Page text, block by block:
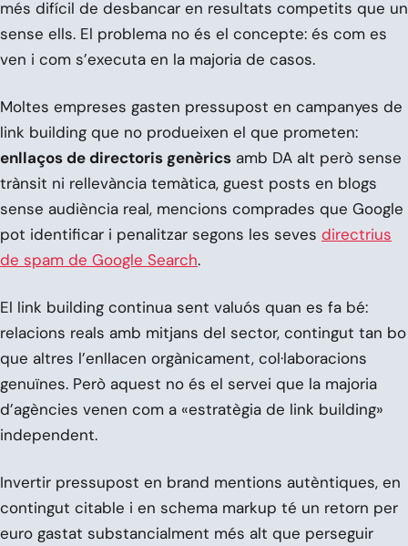
més difícil de desbancar en resultats competits que un
sense ells. El problema no és el concepte: és com es
ven i com s’executa en la majoria de casos.
Moltes empreses gasten pressupost en campanyes de
link building que no produeixen el que prometen:
enllaços de directoris genèrics amb DA alt però sense
trànsit ni rellevància temàtica, guest posts en blogs
sense audiència real, mencions comprades que Google
pot identificar i penalitzar segons les seves directrius
de spam de Google Search.
El link building continua sent valuós quan es fa bé:
relacions reals amb mitjans del sector, contingut tan bo
que altres l’enllacen orgànicament, col·laboracions
genuïnes. Però aquest no és el servei que la majoria
d’agències venen com a «estratègia de link building»
independent.
Invertir pressupost en brand mentions autèntiques, en
contingut citable i en schema markup té un retorn per
euro gastat substancialment més alt que perseguir